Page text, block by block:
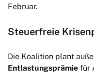
Februar.
Steuerfreie
Die Koalition plant
Entlastungsprämie für